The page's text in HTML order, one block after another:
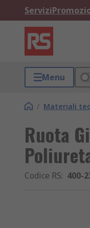
Servizi
Menu
/ Materiali
Ruota
Codice RS: 400-